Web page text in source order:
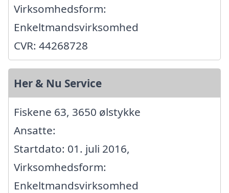
Virksomhedsform:
Enkeltmandsvirksomhed
CVR: 44268728
Her & Nu Service
Fiskene 63, 3650 ølstykke
Ansatte:
Startdato: 01. juli 2016,
Virksomhedsform:
Enkeltmandsvirksomhed